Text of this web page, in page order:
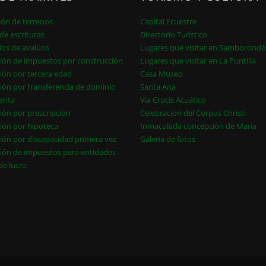
de terrenos
escrituras
de avalúos
de impuestos por construcción
por tercera edad
por transferencia de dominio
por prescripción
por hipoteca
por discapacidad primera vez
de impuestos para entidades
lucro
Capital Ecuestre
Directorio Turístico
Lugares que visitar en
Lugares que visitar en La Puntilla
Casa Museo
Santa Ana
Vía Crucis Acuático
Celebración del Corpus Christi
Inmaculada concepción de María
Galería de fotos